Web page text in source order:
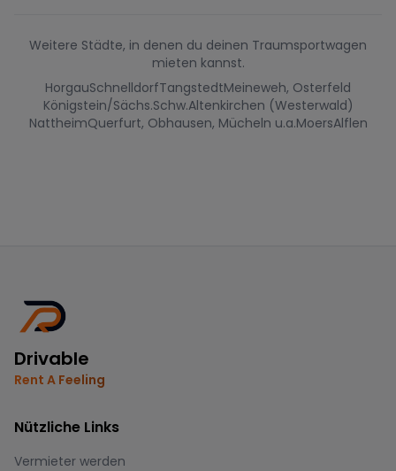
Weitere Städte, in denen du deinen Traumsportwagen
mieten kannst.
HorgauSchnelldorfTangstedtMeineweh, Osterfeld
Königstein/Sächs.Schw.Altenkirchen (Westerwald)
NattheimQuerfurt, Obhausen, Mücheln u.a.MoersAlflen
Drivable
Rent A Feeling
Nützliche Links
Vermieter werden